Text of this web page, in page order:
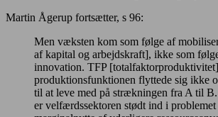
Martin Ågerup fortsætter, s 96:
Men væksten kom som følge af
af kapital og arbejdskraft], ikke som
innovation. TFP
produktionsfunktionen flyttede sig ikke
til at leve med på strækningen fra A til
er velfærdssektoren stødt ind i